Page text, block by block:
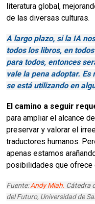
literatura global,
de las diversas culturas.
A largo plazo, si la IA
todos los libros, en
para todos, entonces
vale la pena adoptar.
se está utilizando en
El camino a seguir
para ampliar el alcance
preservar y valorar el
traductores humanos.
apenas estamos
posibilidades que ofrece
Fuente:Andy Miah. Cátedra
del Futuro, Universidad de